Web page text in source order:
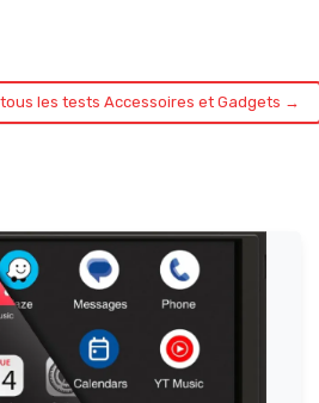
les tests Accessoires et Gadgets →